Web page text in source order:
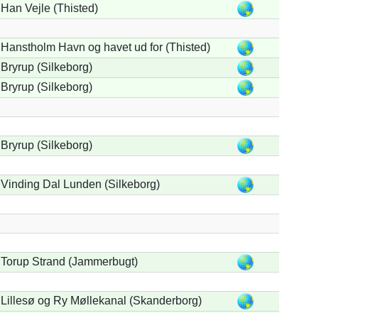
Han Vejle (Thisted)
Hanstholm Havn og havet ud for (Thisted)
Bryrup (Silkeborg)
Bryrup (Silkeborg)
Bryrup (Silkeborg)
Vinding Dal Lunden (Silkeborg)
Torup Strand (Jammerbugt)
Lillesø og Ry Møllekanal (Skanderborg)